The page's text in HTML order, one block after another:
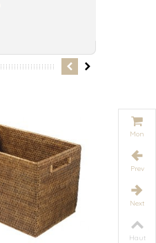
Mon
Prev
Next
Haut